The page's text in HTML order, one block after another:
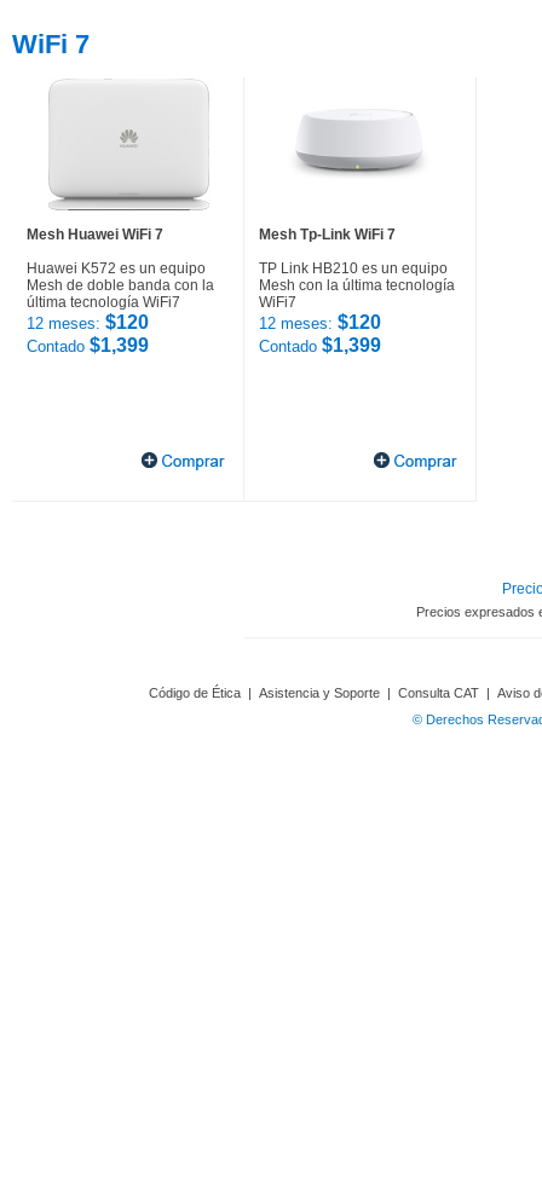
WiFi 7
Mesh Huawei WiFi 7
Huawei K572 es un equipo
Mesh de doble banda con la
última tecnología WiFi7
12 meses: $120
Contado $1,399
Mesh Tp-Link WiFi 7
TP Link HB210 es un equipo
Mesh con la última tecnología
WiFi7
12 meses: $120
Contado $1,399
Precios expresados
Código de Ética | Asistencia y Soporte | Consulta CAT | Aviso
© Derechos